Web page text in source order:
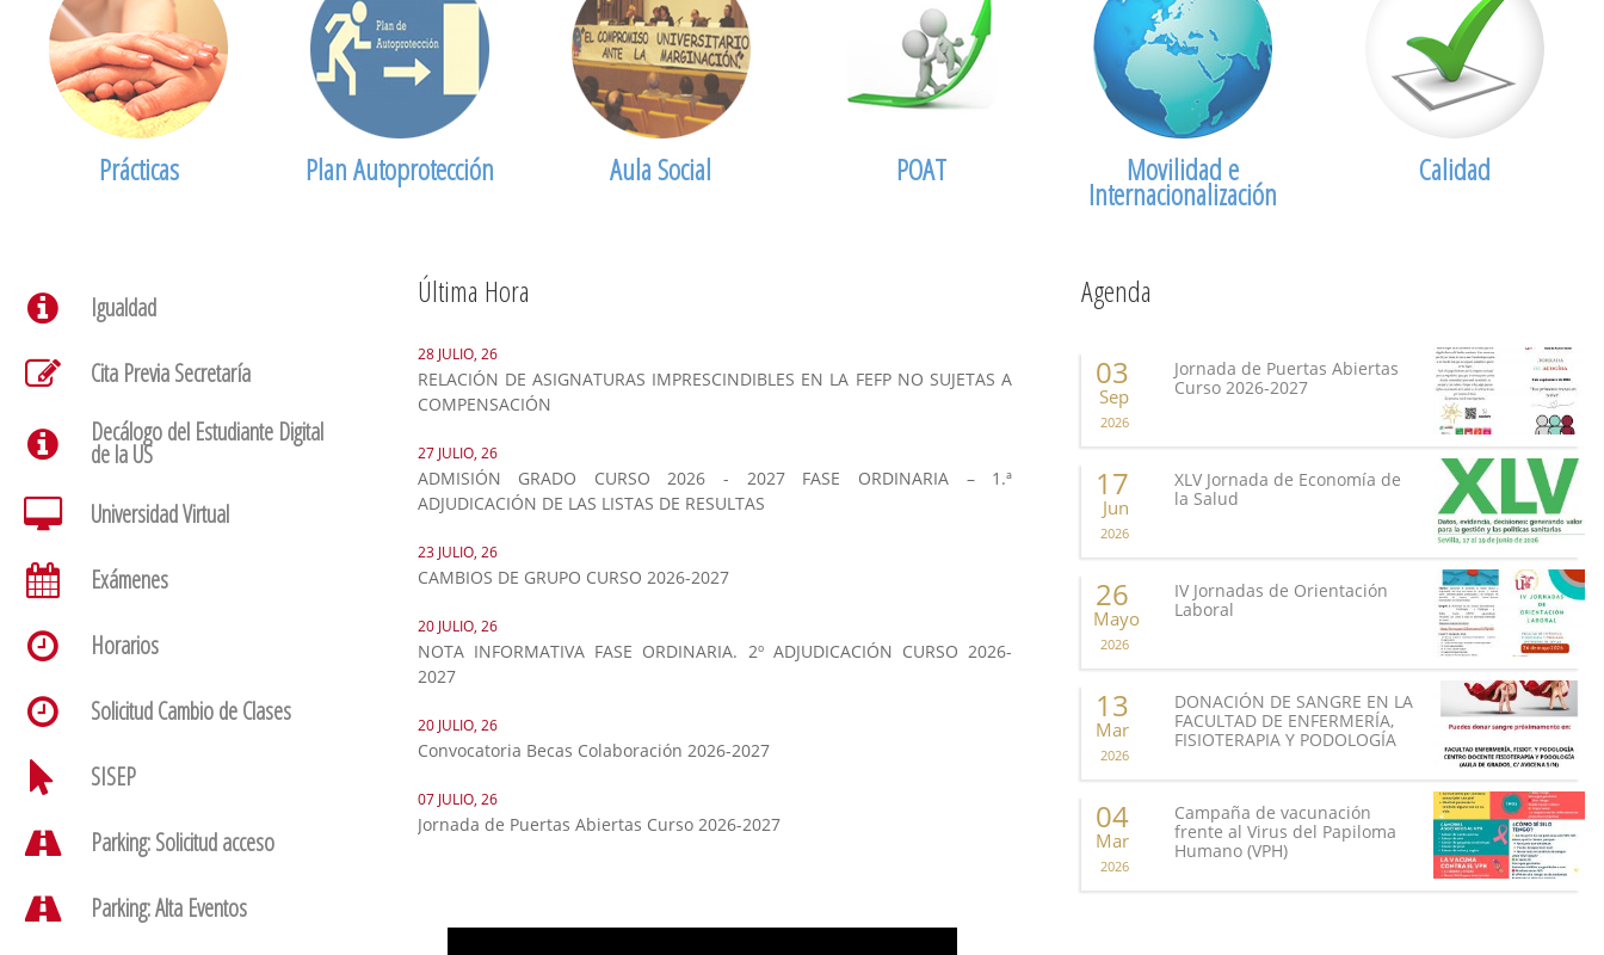
Prácticas Plan Autoprotección Aula Social POAT Movilidad e
Internacionalización
Calidad
Última Hora
28 JULIO, 26
RELACIÓN DE ASIGNATURAS IMPRESCINDIBLES EN LA FEFP NO SUJETAS A
COMPENSACIÓN
27 JULIO, 26
ADMISIÓN GRADO CURSO 2026 - 2027 FASE ORDINARIA – 1.ª
ADJUDICACIÓN DE LAS LISTAS DE RESULTAS
23 JULIO, 26
CAMBIOS DE GRUPO CURSO 2026-2027
20 JULIO, 26
NOTA INFORMATIVA FASE ORDINARIA. 2º ADJUDICACIÓN CURSO 2026-
2027
20 JULIO, 26
Convocatoria Becas Colaboración 2026-2027
07 JULIO, 26
Jornada de Puertas Abiertas Curso 2026-2027
Igualdad
Cita Previa Secretaría
Decálogo del Estudiante Digital
de la US
Universidad Virtual
Exámenes
Horarios
Solicitud Cambio de Clases
SISEP
Parking: Solicitud acceso
Parking: Alta Eventos
Agenda
03
Sep
2026
Jornada de Puertas Abiertas
Curso 2026-2027
17
Jun
2026
XLV Jornada de Economía de
la Salud
26
Mayo
2026
IV Jornadas de Orientación
Laboral
13
Mar
2026
DONACIÓN DE SANGRE EN LA
FACULTAD DE ENFERMERÍA,
FISIOTERAPIA Y PODOLOGÍA
04
Mar
2026
Campaña de vacunación
frente al Virus del Papiloma
Humano (VPH)